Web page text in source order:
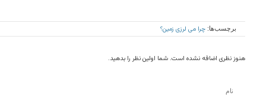
برچسب‌ها: چرا می لرزی زمین؟
هنوز نظری اضافه نشده است. شما اولین نظر را بدهید.